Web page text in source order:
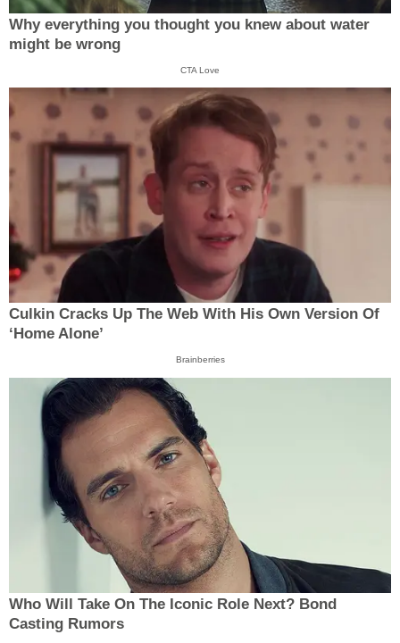
Why everything you thought you knew about water
might be wrong
CTA Love
Culkin Cracks Up The Web With His Own Version Of
‘Home Alone’
Brainberries
Who Will Take On The Iconic Role Next? Bond
Casting Rumors